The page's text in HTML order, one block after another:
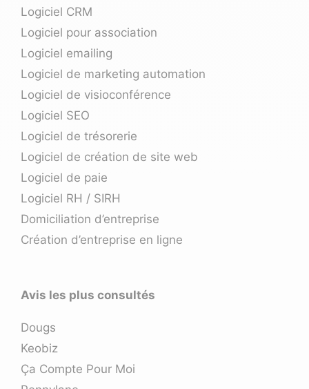
Logiciel CRM
Logiciel pour association
Logiciel emailing
Logiciel de marketing automation
Logiciel de visioconférence
Logiciel SEO
Logiciel de trésorerie
Logiciel de création de site web
Logiciel de paie
Logiciel RH / SIRH
Domiciliation d’entreprise
Création d’entreprise en ligne
Avis les plus consultés
Dougs
Keobiz
Ça Compte Pour Moi